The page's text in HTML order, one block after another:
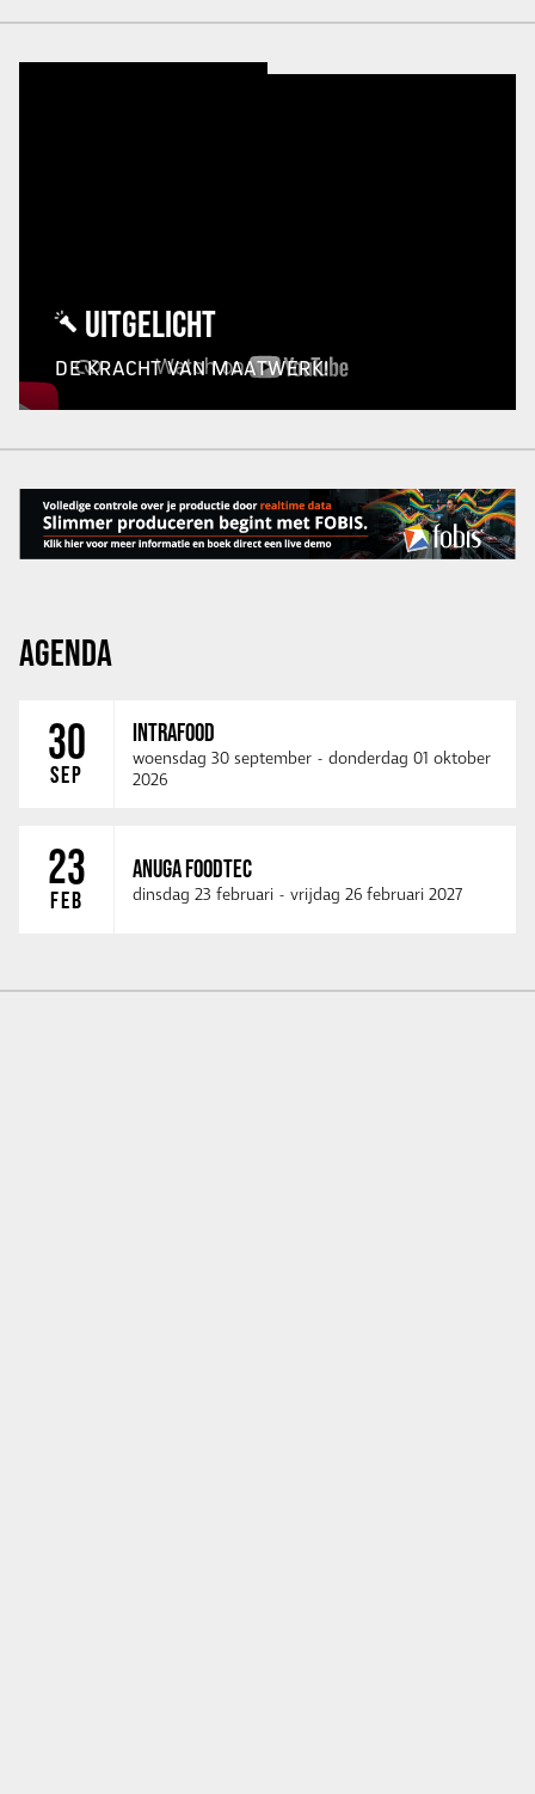
UITGELICHT
DE KRACHT VAN MAATWERK!
AGENDA
30
SEP
INTRAFOOD
woensdag 30 september - donderdag 01 oktober
2026
23
FEB
ANUGA FOODTEC
dinsdag 23 februari - vrijdag 26 februari 2027